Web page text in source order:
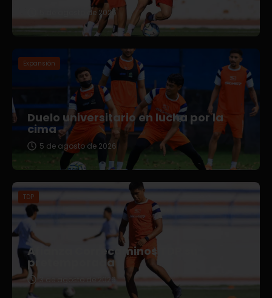
5 de agosto de 2026
Expansión
Duelo universitario en lucha por la
cima
5 de agosto de 2026
TDP
Afianza Correcaminos TDP su
pretemporada
3 de agosto de 2026